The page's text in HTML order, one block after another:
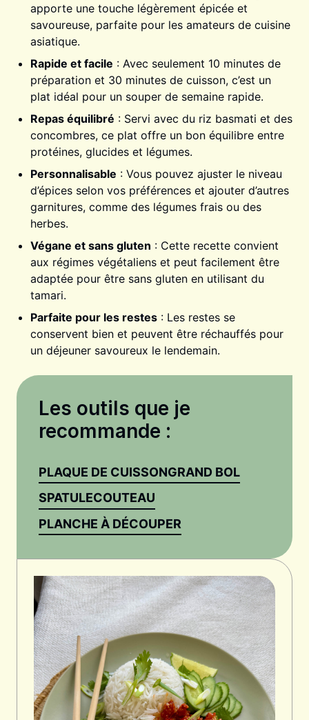
apporte une touche légèrement épicée et
savoureuse, parfaite pour les amateurs de cuisine
asiatique.
Rapide et facile : Avec seulement 10 minutes de
préparation et 30 minutes de cuisson, c’est un
plat idéal pour un souper de semaine rapide.
Repas équilibré : Servi avec du riz basmati et des
concombres, ce plat offre un bon équilibre entre
protéines, glucides et légumes.
Personnalisable : Vous pouvez ajuster le niveau
d’épices selon vos préférences et ajouter d’autres
garnitures, comme des légumes frais ou des
herbes.
Végane et sans gluten : Cette recette convient
aux régimes végétaliens et peut facilement être
adaptée pour être sans gluten en utilisant du
tamari.
Parfaite pour les restes : Les restes se
conservent bien et peuvent être réchauffés pour
un déjeuner savoureux le lendemain.
Les outils que je
recommande :
PLAQUE DE CUISSONGRAND BOL
SPATULECOUTEAU
PLANCHE À DÉCOUPER